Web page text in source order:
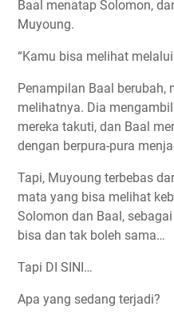
Baal menatap Solomon,
Muyoung.
“Kamu bisa melihat
Penampilan Baal berubah,
melihatnya. Dia
mereka takuti, dan Baal
dengan berpura-pura
Tapi, Muyoung terbebas
mata yang bisa melihat
Solomon dan Baal,
bisa dan tak boleh sama…
Tapi DI SINI…
Apa yang sedang terjadi?